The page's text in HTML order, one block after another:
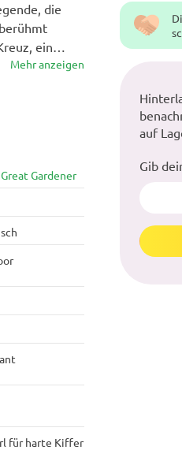
Gardener
für harte Kiffer
die
ein
Mehr anzeigen
auf
Gib